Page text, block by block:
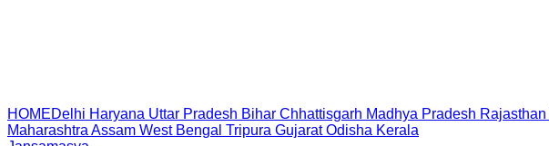
HOMEDelhi Haryana Uttar Pradesh Bihar Chhattisgarh Madhya Pradesh Rajasthan
Maharashtra Assam West Bengal Tripura Gujarat Odisha Kerala